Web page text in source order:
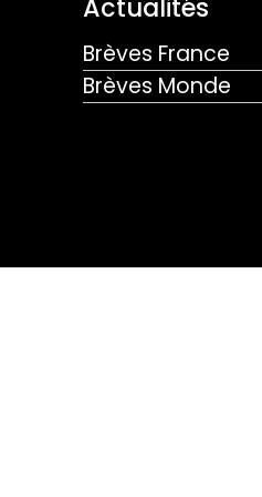
Actualités
Brèves France
Brèves Monde